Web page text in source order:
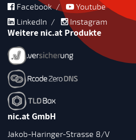
Facebook/
Youtube
LinkedIn / Instagram
Weitere nic.at Produkte
nic.at GmbH
Jakob-Haringer-Strasse 8/V